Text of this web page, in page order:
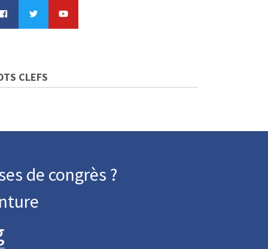
CLEFS
de congrès ?